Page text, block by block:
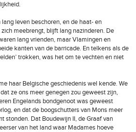
leven beschoren, en de haat- en
meebrengt, blijft lang nazinderen. De
lang vrienden, maar Vlamingen en
kanten van de barricade. En telkens als de
trokken, was het om te vechten en niet
haar Belgische geschiedenis wel kende. We
ze ons meer genegen zou geweest zijn,
Engelands bondgenoot was geweest
en dat de boogschutters van Mons meer
stonden. Dat Boudewijn II, de Graaf van
van het land waar Madames hoeve